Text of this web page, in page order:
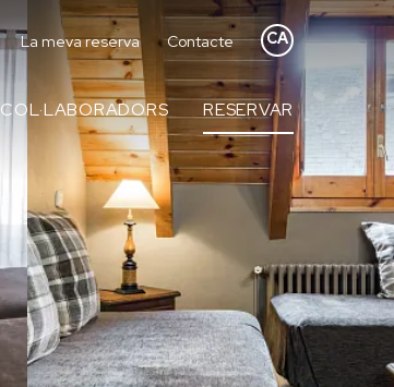
La meva reserva Contacte CA
COL·LABORADORS RESERVAR